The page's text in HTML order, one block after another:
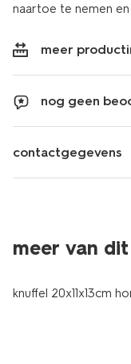
naartoe te nemen
meer
nog geen
contactgegevens
meer van dit
sale
knuffel 20x11x13cm